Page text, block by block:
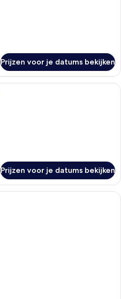
Prijzen voor je datums bekijken
Een hotelkamer met een bed,
Prijzen voor je datums bekijken
Een hotelkamer met een groot bed,